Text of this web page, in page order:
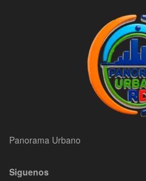
Panorama Urbano
Siguenos